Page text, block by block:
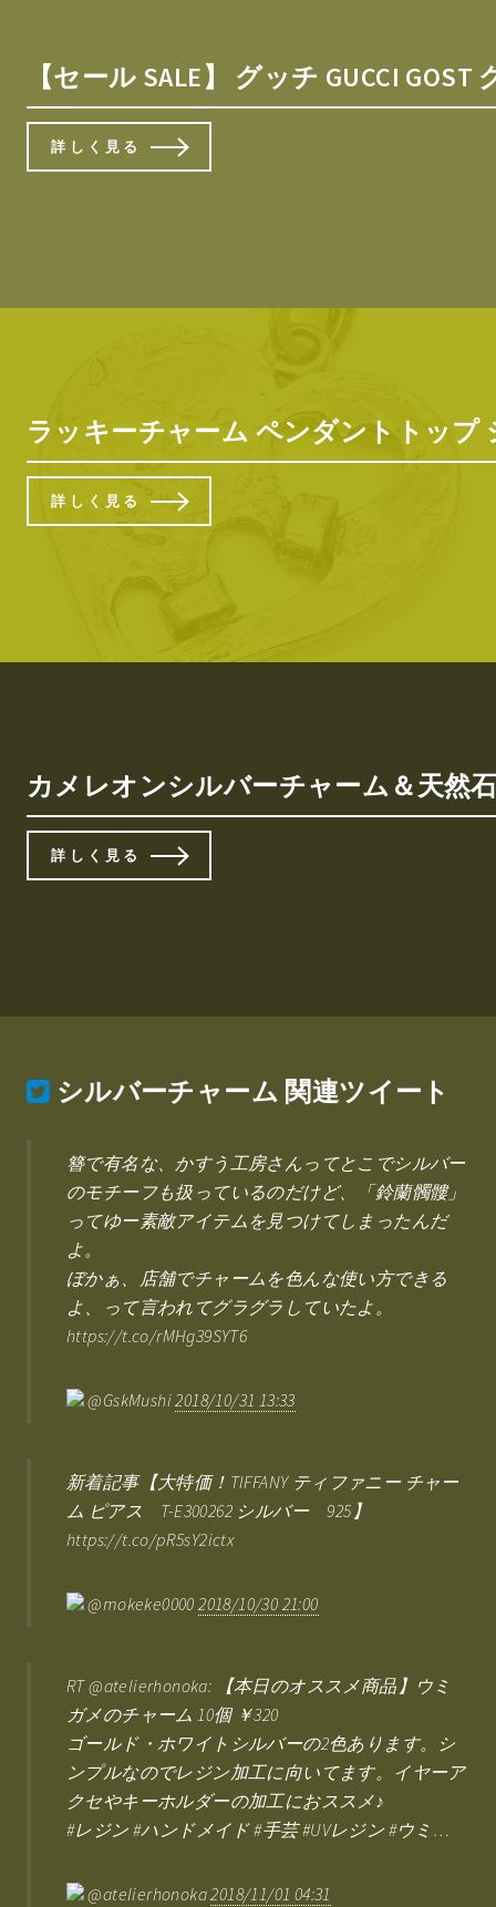
【セール SALE】 グッチ GUCCI
詳しく見る
ラッキーチャーム ペンダントトップ
詳しく見る
カメレオンシルバーチャーム＆天然
詳しく見る
シルバーチャーム 関連ツイート
簪で有名な、かすう工房さんってとこでシルバー
のモチーフも扱っているのだけど、「鈴蘭髑髏」
ってゆー素敵アイテムを見つけてしまったんだ
よ。
ぼかぁ、店舗でチャームを色んな使い方できる
よ、って言われてグラグラしていたよ。
https://t.co/rMHg39SYT6
@GskMushi2018/10/31 13:33
新着記事【大特価！TIFFANY ティファニー チャー
ム ピアス T-E300262 シルバー 925】
https://t.co/pR5sY2ictx
@mokeke00002018/10/30 21:00
RT @atelierhonoka: 【本日のオススメ商品】ウミ
ガメのチャーム 10個 ￥320
ゴールド・ホワイトシルバーの2色あります。シ
ンプルなのでレジン加工に向いてます。イヤーア
クセやキーホルダーの加工におススメ♪
#レジン #ハンドメイド #手芸 #UVレジン #ウミ…
@atelierhonoka2018/11/01 04:31